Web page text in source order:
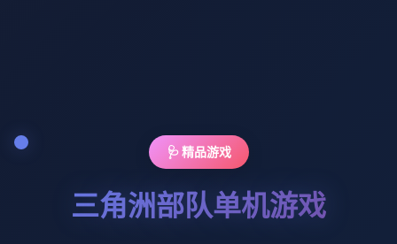
🩺 精品游戏
三角洲部队单机游戏